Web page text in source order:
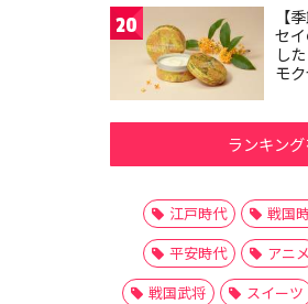
20
【
セ
し
モ
ランキン
江戸時代 戦国
平安時代
アニメ
戦国武将
スイーツ